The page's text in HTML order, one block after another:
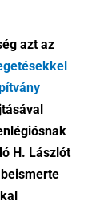
azt az
H. Lászlót